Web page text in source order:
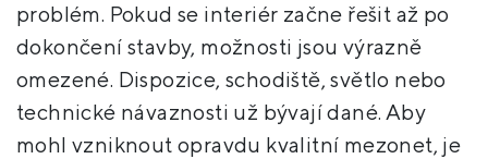
problém. Pokud se interiér začne řešit až po
dokončení stavby, možnosti jsou výrazně
omezené. Dispozice, schodiště, světlo nebo
technické návaznosti už bývají dané. Aby
mohl vzniknout opravdu kvalitní mezonet, je